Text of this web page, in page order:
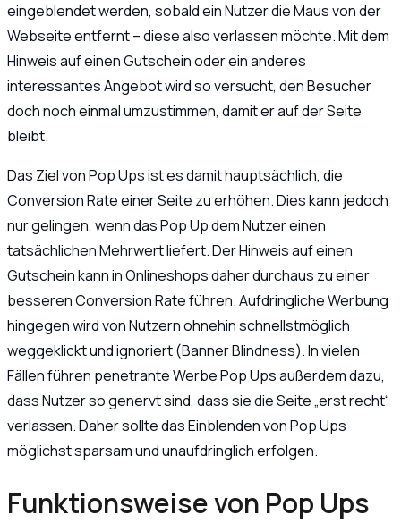
eingeblendet werden, sobald ein Nutzer die Maus von der
Webseite entfernt – diese also verlassen möchte. Mit dem
Hinweis auf einen Gutschein oder ein anderes
interessantes Angebot wird so versucht, den Besucher
doch noch einmal umzustimmen, damit er auf der Seite
bleibt.
Das Ziel von Pop Ups ist es damit hauptsächlich, die
Conversion Rate einer Seite zu erhöhen. Dies kann jedoch
nur gelingen, wenn das Pop Up dem Nutzer einen
tatsächlichen Mehrwert liefert. Der Hinweis auf einen
Gutschein kann in Onlineshops daher durchaus zu einer
besseren Conversion Rate führen. Aufdringliche Werbung
hingegen wird von Nutzern ohnehin schnellstmöglich
weggeklickt und ignoriert (Banner Blindness). In vielen
Fällen führen penetrante Werbe Pop Ups außerdem dazu,
dass Nutzer so genervt sind, dass sie die Seite „erst recht“
verlassen. Daher sollte das Einblenden von Pop Ups
möglichst sparsam und unaufdringlich erfolgen.
Funktionsweise von Pop Ups